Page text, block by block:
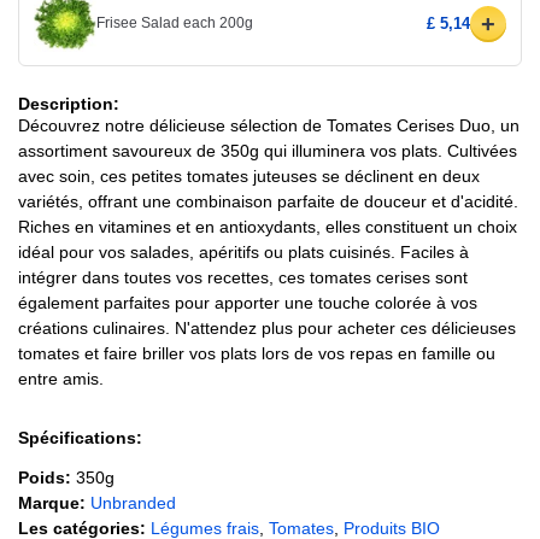
Frisee Salad each 200g £ 5,14 +
Description:
Découvrez notre délicieuse sélection de Tomates Cerises Duo, un
assortiment savoureux de 350g qui illuminera vos plats. Cultivées
avec soin, ces petites tomates juteuses se déclinent en deux
variétés, offrant une combinaison parfaite de douceur et d'acidité.
Riches en vitamines et en antioxydants, elles constituent un choix
idéal pour vos salades, apéritifs ou plats cuisinés. Faciles à
intégrer dans toutes vos recettes, ces tomates cerises sont
également parfaites pour apporter une touche colorée à vos
créations culinaires. N'attendez plus pour acheter ces délicieuses
tomates et faire briller vos plats lors de vos repas en famille ou
entre amis.
Spécifications:
Poids: 350g
Marque: Unbranded
Les catégories: Légumes frais Tomates Produits BIO